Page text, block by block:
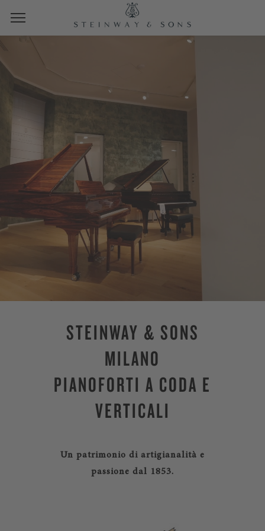
STEINWAY & SONS
MILANO
PIANOFORTI A CODA E
VERTICALI
Un patrimonio di artigianalità e
passione dal 1853.